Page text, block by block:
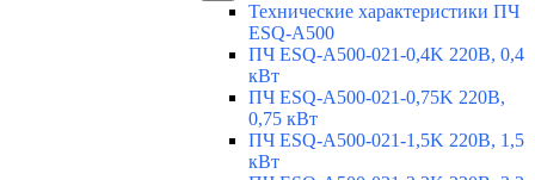
Технические характеристики ПЧ
ESQ-A500
ПЧ ESQ-A500-021-0,4K 220В, 0,4
кВт
ПЧ ESQ-A500-021-0,75K 220В,
0,75 кВт
ПЧ ESQ-A500-021-1,5K 220В, 1,5
кВт